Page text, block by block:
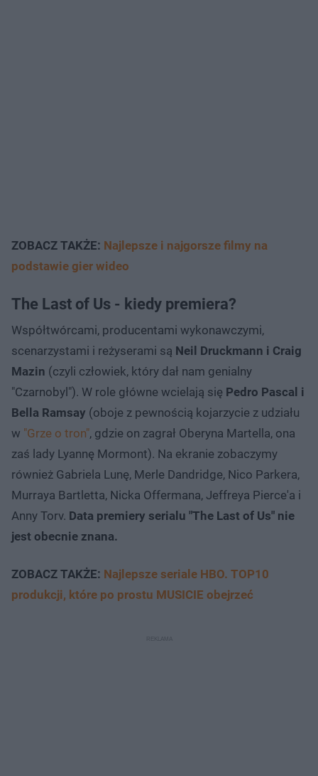
ZOBACZ TAKŻE: Najlepsze i najgorsze filmy na
podstawie gier wideo
The Last of Us - kiedy premiera?
Współtwórcami, producentami wykonawczymi,
scenarzystami i reżyserami są Neil Druckmann i Craig
Mazin (czyli człowiek, który dał nam genialny
"Czarnobyl"). W role główne wcielają się Pedro Pascal i
Bella Ramsay (oboje z pewnością kojarzycie z udziału
w "Grze o tron", gdzie on zagrał Oberyna Martella, ona
zaś lady Lyannę Mormont). Na ekranie zobaczymy
również Gabriela Lunę, Merle Dandridge, Nico Parkera,
Murraya Bartletta, Nicka Offermana, Jeffreya Pierce'a i
Anny Torv. Data premiery serialu "The Last of Us" nie
jest obecnie znana.
ZOBACZ TAKŻE: Najlepsze seriale HBO. TOP10
produkcji, które po prostu MUSICIE obejrzeć